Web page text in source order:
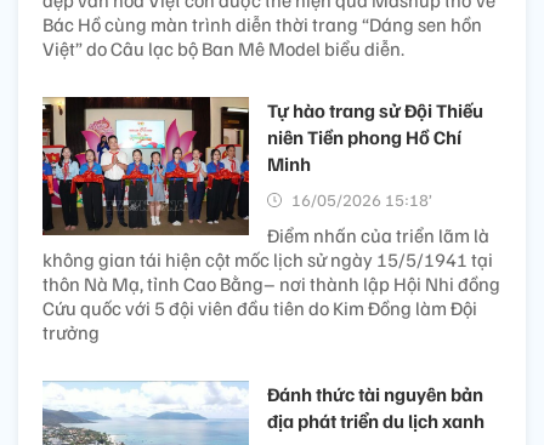
Bác Hồ cùng màn trình diễn thời trang “Dáng sen hồn
Việt” do Câu lạc bộ Ban Mê Model biểu diễn.
Tự hào trang sử Đội Thiếu
niên Tiền phong Hồ Chí
Minh
16/05/2026 15:18’
Điểm nhấn của triển lãm là
không gian tái hiện cột mốc lịch sử ngày 15/5/1941 tại
thôn Nà Mạ, tỉnh Cao Bằng– nơi thành lập Hội Nhi đồng
Cứu quốc với 5 đội viên đầu tiên do Kim Đồng làm Đội
trưởng
Đánh thức tài nguyên bản
địa phát triển du lịch xanh